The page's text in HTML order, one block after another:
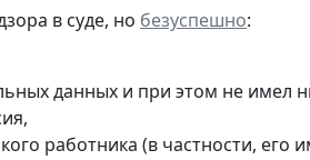
в суде, но безуспешно:
данных и при этом не имел
работника (в частности, его